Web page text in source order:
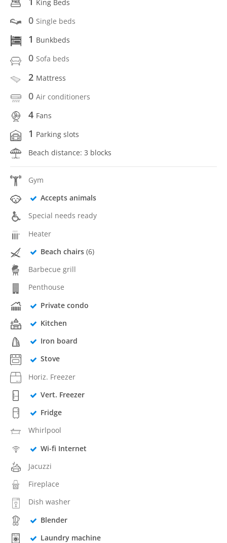
King Beds
0 Single beds
1 Bunkbeds
0 Sofa beds
2 Mattress
0 Air conditioners
4 Fans
1 Parking slots
Beach distance: 3 blocks
Gym
Accepts animals
Special needs ready
Heater
Beach chairs(6)
Barbecue grill
Penthouse
Private condo
Kitchen
Iron board
Stove
Horiz. Freezer
Vert. Freezer
Fridge
Whirlpool
Wi-fi Internet
Jacuzzi
Fireplace
Dish washer
Blender
Laundry machine